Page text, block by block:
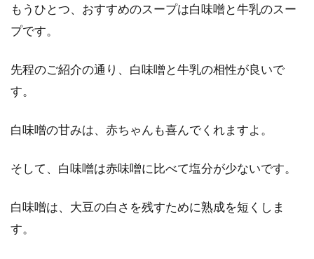
もうひとつ、おすすめのスープは白味噌と牛乳のスー
プです。
先程のご紹介の通り、白味噌と牛乳の相性が良いで
す。
白味噌の甘みは、赤ちゃんも喜んでくれますよ。
そして、白味噌は赤味噌に比べて塩分が少ないです。
白味噌は、大豆の白さを残すために熟成を短くしま
す。